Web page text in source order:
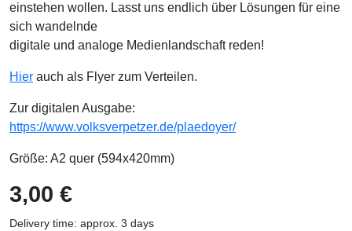
einstehen wollen. Lasst uns endlich über Lösungen für eine
sich wandelnde
digitale und analoge Medienlandschaft reden!
Hier auch als Flyer zum Verteilen.
Zur digitalen Ausgabe:
https://www.volksverpetzer.de/plaedoyer/
Größe: A2 quer (594x420mm)
3,00 €
Delivery time: approx. 3 days